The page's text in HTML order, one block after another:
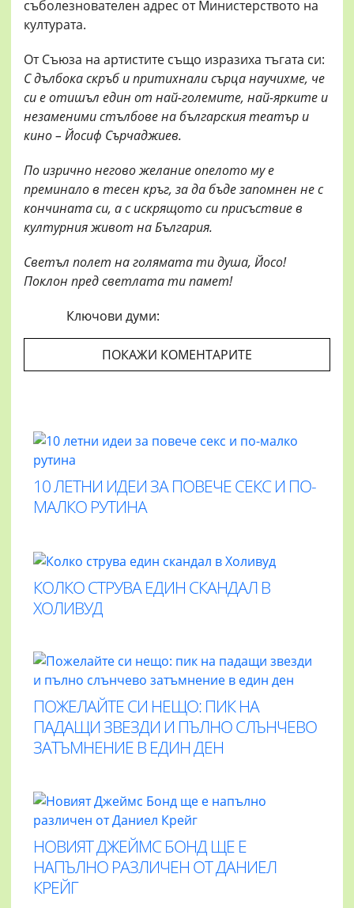
съболезнователен адрес от Министерството на
културата.
От Съюза на артистите също изразиха тъгата си:
С дълбока скръб и притихнали сърца научихме, че
си е отишъл един от най-големите, най-ярките и
незаменими стълбове на българския театър и
кино – Йосиф Сърчаджиев.
По изрично негово желание опелото му е
преминало в тесен кръг, за да бъде запомнен не с
кончината си, а с искрящото си присъствие в
културния живот на България.
Светъл полет на голямата ти душа, Йосо!
Поклон пред светлата ти памет!
Ключови думи:
ПОКАЖИ КОМЕНТАРИТЕ
10 ЛЕТНИ ИДЕИ ЗА ПОВЕЧЕ СЕКС И ПО-
МАЛКО РУТИНА
КОЛКО СТРУВА ЕДИН СКАНДАЛ В
ХОЛИВУД
ПОЖЕЛАЙТЕ СИ НЕЩО: ПИК НА
ПАДАЩИ ЗВЕЗДИ И ПЪЛНО СЛЪНЧЕВО
ЗАТЪМНЕНИЕ В ЕДИН ДЕН
НОВИЯТ ДЖЕЙМС БОНД ЩЕ Е
НАПЪЛНО РАЗЛИЧЕН ОТ ДАНИЕЛ
КРЕЙГ